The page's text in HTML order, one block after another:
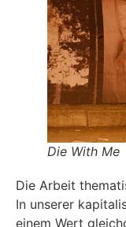
Die With Me
Die Arbeit
In unserer
einem Wert